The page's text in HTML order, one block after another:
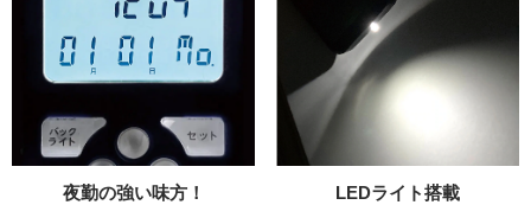
夜勤の強い味方！ LEDライト搭載